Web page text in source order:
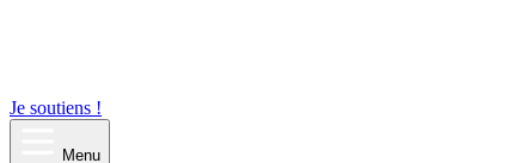
Je soutiens !
Menu